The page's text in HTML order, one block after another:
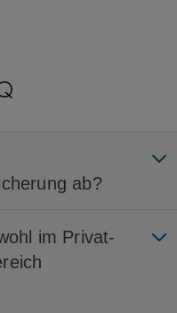
ab?
im Privat-